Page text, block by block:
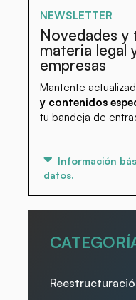
NEWSLETTER
Novedades y
materia legal
empresas
Mantente
y contenidos
tu bandeja de
Información
datos.